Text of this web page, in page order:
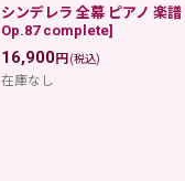
シンデレラ 全幕 ピアノ 楽譜
Op.87 complete]
16,900円 (税込)
在庫なし